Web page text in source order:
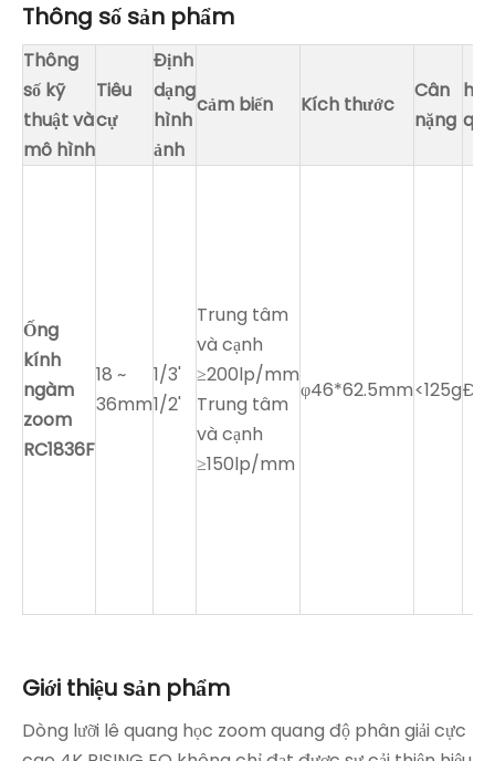
Thông số sản phẩm
Thông
số kỹ
thuật và
mô hình
Tiêu
cự
Định
dạng
hình
ảnh
cảm biến Kích thước
Cân
nặng
Ống
kính
ngàm
zoom
RC1836F
18 ~
36mm
1/3'
1/2'
Trung tâm
và cạnh
≥200lp/mm
Trung tâm
và cạnh
≥150lp/mm
φ46*62.5mm<125g
Giới thiệu sản phẩm
Dòng lưỡi lê quang học zoom quang độ phân giải cực